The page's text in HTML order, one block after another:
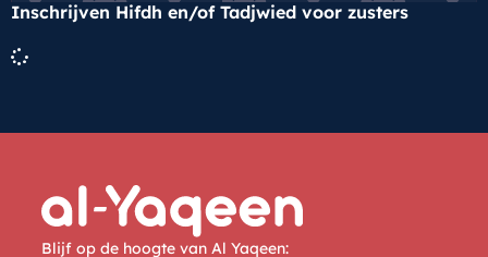
Inschrijven Hifdh en/of Tadjwied voor zusters
Blijf op de hoogte van Al Yaqeen: